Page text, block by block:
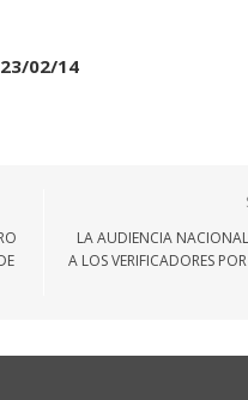
23/02/14
LA AUDIENCIA
A LOS VERIFICADORES